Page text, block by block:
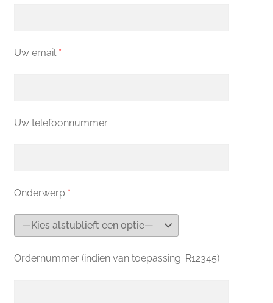
Uw email *
Uw telefoonnummer
Onderwerp *
Ordernummer (indien van toepassing: R12345)